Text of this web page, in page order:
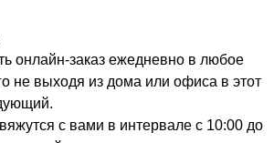
онлайн-заказ ежедневно в любое
не выходя из дома или офиса в этот
с вами в интервале с 10:00 до